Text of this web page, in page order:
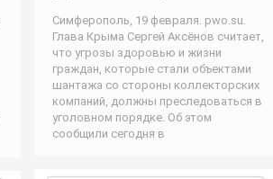
Симферополь, 19 февраля. pwo.su.
Глава Крыма Сергей Аксёнов считает,
что угрозы здоровью и жизни
граждан, которые стали объектами
шантажа со стороны коллекторских
компаний, должны преследоваться в
уголовном порядке. Об этом
сообщили сегодня в